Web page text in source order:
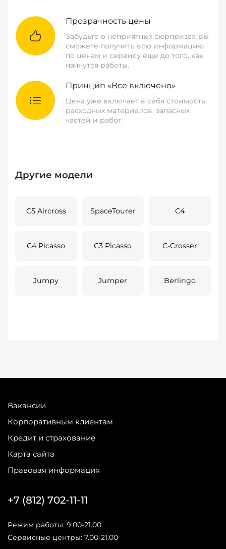
Прозрачность цены
Забудьте о неприятных сюрпризах: вы
сможете получить всю информацию
по ценам и сервису еще до того, как
начнутся работы.
Принцип «Все включено»
Цена уже включает в себя стоимость
расходных материалов, запасных
частей и работ.
Другие модели
C5 Aircross SpaceTourer C4
C4 Picasso C3 Picasso C-Crosser
Jumpy Jumper Berlingo
Вакансии
Корпоративным клиентам
Кредит и страхование
Карта сайта
Правовая информация
+7 (812) 702-11-11
Режим работы: 9.00-21.00
Сервисные центры: 7.00-21.00